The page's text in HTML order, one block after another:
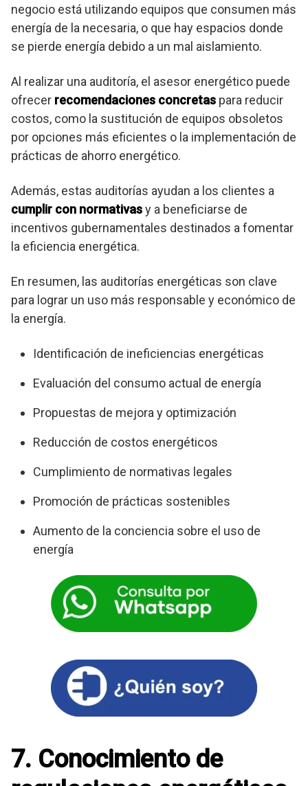
negocio está utilizando equipos que consumen más
energía de la necesaria, o que hay espacios donde
se pierde energía debido a un mal aislamiento.
Al realizar una auditoría, el asesor energético puede
ofrecer recomendaciones concretas para reducir
costos, como la sustitución de equipos obsoletos
por opciones más eficientes o la implementación de
prácticas de ahorro energético.
Además, estas auditorías ayudan a los clientes a
cumplir con normativasy a beneficiarse de
incentivos gubernamentales destinados a fomentar
la eficiencia energética.
En resumen, las auditorías energéticas son clave
para lograr un uso más responsable y económico de
la energía.
Identificación de ineficiencias energéticas
Evaluación del consumo actual de energía
Propuestas de mejora y optimización
Reducción de costos energéticos
Cumplimiento de normativas legales
Promoción de prácticas sostenibles
Aumento de la conciencia sobre el uso de
energía
7. Conocimiento de